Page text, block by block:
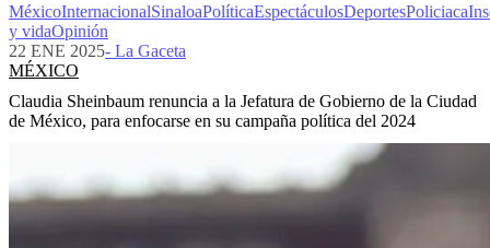
MéxicoInternacionalSinaloaPolíticaEspectáculosDeportesPoliciaca
y vidaOpinión
22 ENE 2025- La Gaceta
MÉXICO
Claudia Sheinbaum renuncia a la Jefatura de Gobierno de la Ciudad
de México, para enfocarse en su campaña política del 2024